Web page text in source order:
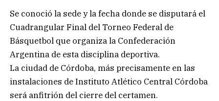
Se conoció la sede y la fecha donde se disputará el
Cuadrangular Final del Torneo Federal de
Básquetbol que organiza la Confederación
Argentina de esta disciplina deportiva.
La ciudad de Córdoba, más precisamente en las
instalaciones de Instituto Atlético Central Córdoba
será anfitrión del cierre del certamen.